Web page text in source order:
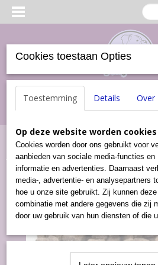
Inloggen Registreren
Home >Brokjes-enzo >Krokante Brok
(20 kg)
Cookies toestaan Opties
Toestemming Details Over
Op deze website worden
Cookies worden door ons gebruikt voor
aanbieden van sociale media-functies
informatie en advertenties. Daarnaast
media-, advertentie- en analysepartners
hoe u onze site gebruikt. Zij kunnen
combinatie met andere gegevens die zij
door uw gebruik van hun diensten of die